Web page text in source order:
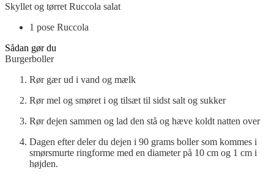
Skyllet og tørret Ruccola salat
1 pose Ruccola
Sådan gør du
Burgerboller
Rør gær ud i vand og mælk
Rør mel og smøret i og tilsæt til sidst salt og sukker
Rør dejen sammen og lad den stå og hæve koldt natten over
Dagen efter deler du dejen i 90 grams boller som kommes i
smørsmurte ringforme med en diameter på 10 cm og 1 cm i
højden.